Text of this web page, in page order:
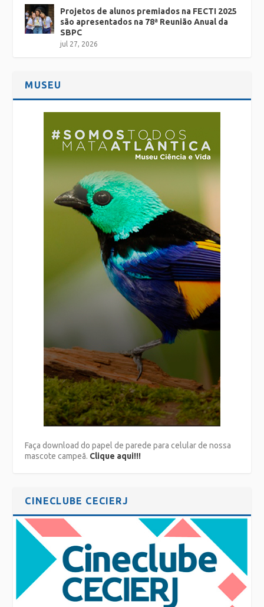
Projetos de alunos premiados na FECTI 2025
são apresentados na 78ª Reunião Anual da
SBPC
jul 27, 2026
MUSEU
Faça download do papel de parede para celular de nossa
mascote campeã. Clique aqui!!!
CINECLUBE CECIERJ